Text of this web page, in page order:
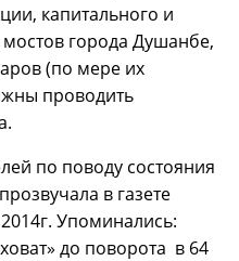
капитального и
города Душанбе,
(по мере их
проводить
по поводу состояния
в газете
Упоминались:
до поворота в 64